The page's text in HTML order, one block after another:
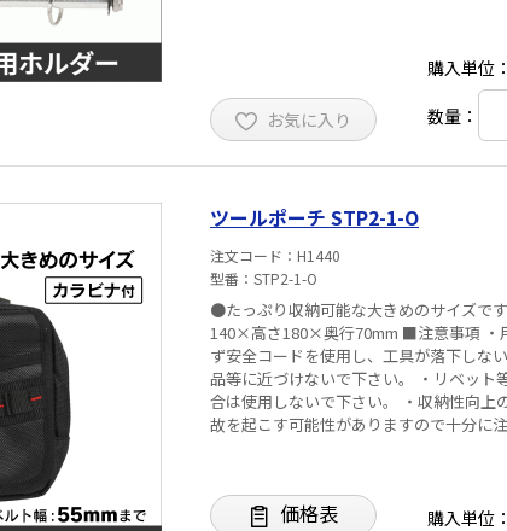
お気に入り
購入単位
数量：
ツールポーチ STP2-1-O
注文コード
H1440
型番
STP2-1-O
●たっぷり収納可能な大きめのサイズです。 ■仕様 ・カラビナ付 ・55mm幅ベルトまで対応
140×高さ180×奥行70mm ■注意事項 ・用途以外の目的には使用しないで下さい。 ・安全のため、必
ず安全コードを使用し、工具が落下しな
品等に近づけないで下さい。 ・リベッ
合は使用しないで下さい。 ・収納性向
故を起こす可能性がありますので十分に
価格表
購入単位